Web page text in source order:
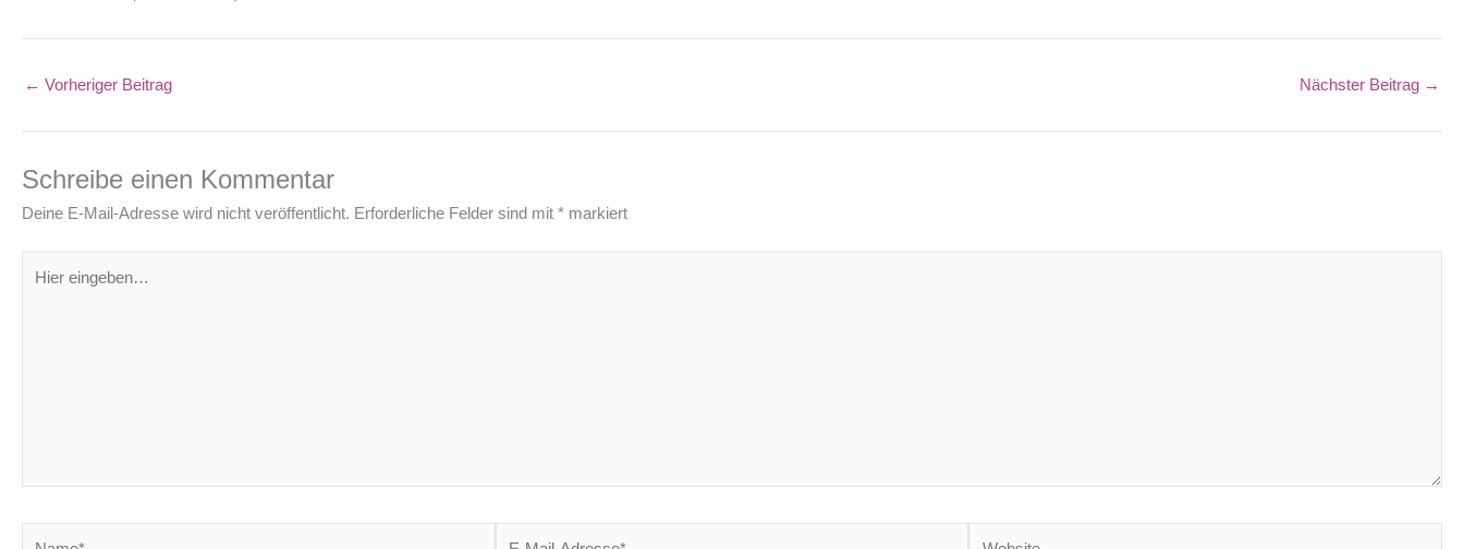
← Vorheriger Beitrag Nächster Beitrag →
Schreibe einen Kommentar
Deine E-Mail-Adresse wird nicht veröffentlicht. Erforderliche Felder sind mit * markiert
eingeben…